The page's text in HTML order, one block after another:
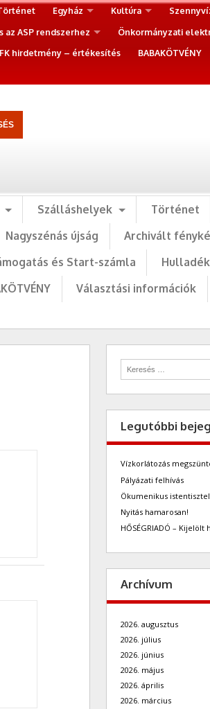
Egyház Kultúra
az ASP rendszerhez
Önkormányzati
hirdetmény – értékesítés BABAKÖTVÉNY
Szálláshelyek Történet
Nagyszénás újság Archivált
és Start-számla
Választási információk
Legutóbbi
Vízkorlátozás
Pályázati felhívás
Ökumenikus
Nyitás hamarosan!
HŐSÉGRIADÓ –
Archívum
2026. augusztus
2026. július
2026. június
2026. május
2026. április
2026. március